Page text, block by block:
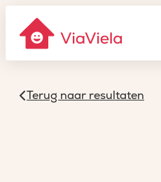
Terug naar resultaten